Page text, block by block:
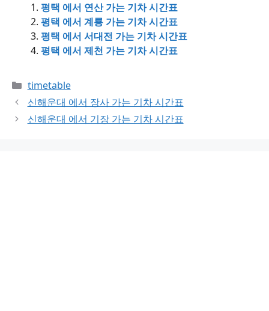
평택 에서 연산 가는 기차 시간표
평택 에서 계룡 가는 기차 시간표
평택 에서 서대전 가는 기차 시간표
평택 에서 제천 가는 기차 시간표
Categories
timetable
신해운대 에서 장사 가는 기차 시간표
신해운대 에서 기장 가는 기차 시간표